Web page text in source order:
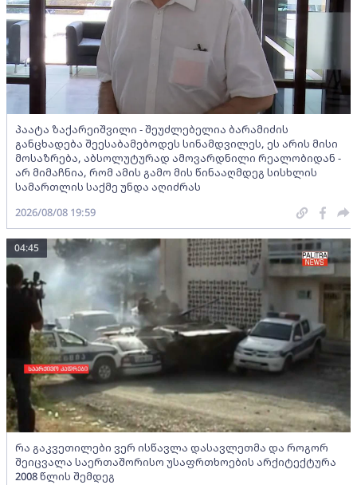
პაატა ზაქარეიშვილი - შეუძლებელია ბარამიძის
განცხადება შეესაბამებოდეს სინამდვილეს, ეს არის მისი
მოსაზრება, აბსოლუტურად ამოვარდნილი რეალობიდან -
არ მიმაჩნია, რომ ამის გამო მის წინააღმდეგ სისხლის
სამართლის საქმე უნდა აღიძრას
2026/08/08 19:59
რა გაკვეთილები ვერ ისწავლა დასავლეთმა და როგორ
შეიცვალა საერთაშორისო უსაფრთხოების არქიტექტურა
2008 წლის შემდეგ
04:45